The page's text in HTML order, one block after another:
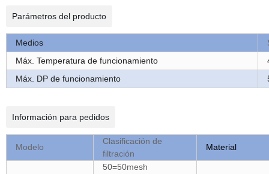
Parámetros del producto
Medios
Máx. Temperatura de funcionamiento
Máx. DP de funcionamiento
Información para pedidos
Modelo
Clasificación de
filtración
Material
50=50mesh